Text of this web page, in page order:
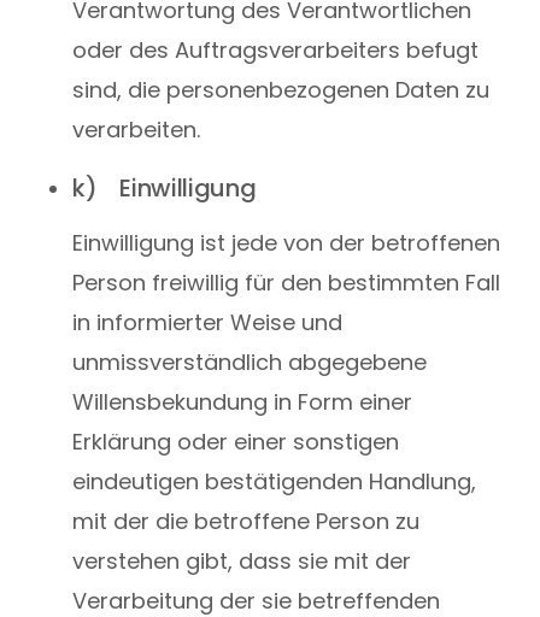
Verantwortung des Verantwortlichen
oder des Auftragsverarbeiters befugt
sind, die personenbezogenen Daten zu
verarbeiten.
k) Einwilligung
Einwilligung ist jede von der betroffenen
Person freiwillig für den bestimmten Fall
in informierter Weise und
unmissverständlich abgegebene
Willensbekundung in Form einer
Erklärung oder einer sonstigen
eindeutigen bestätigenden Handlung,
mit der die betroffene Person zu
verstehen gibt, dass sie mit der
Verarbeitung der sie betreffenden